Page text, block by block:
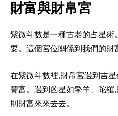
財富與財帛宮
紫微斗數是一種古老的占星術
要。這個宮位關係到我們的財
在紫微斗數裡,財帛宮遇到吉
豐富。遇到凶星如擎羊、陀羅
則財富來來去去。